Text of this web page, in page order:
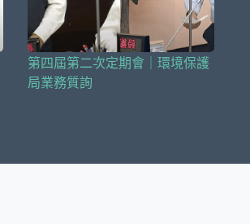
第四屆第二次定期會｜環境保護
局業務質詢